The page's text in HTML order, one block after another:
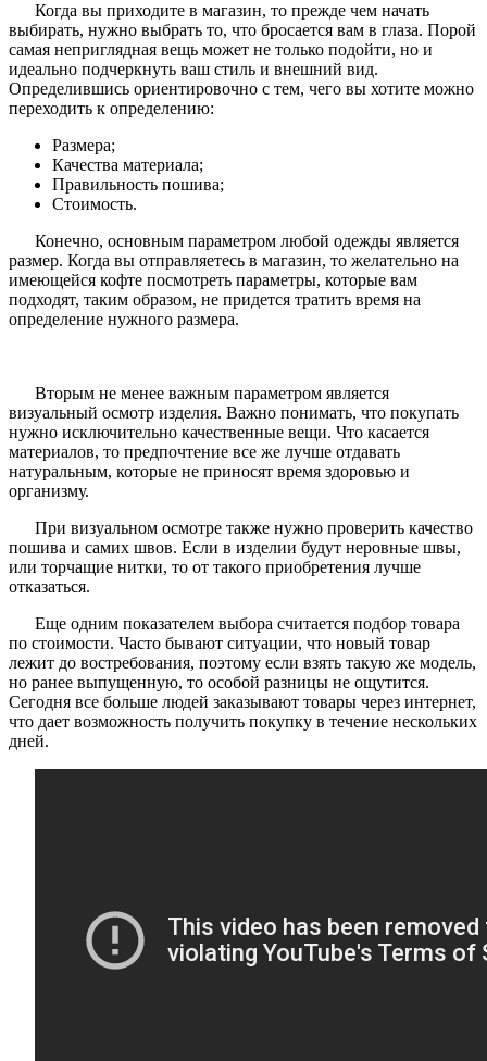
Когда вы приходите в магазин, то прежде чем начать
выбирать, нужно выбрать то, что бросается вам в глаза. Порой
самая неприглядная вещь может не только подойти, но и
идеально подчеркнуть ваш стиль и внешний вид.
Определившись ориентировочно с тем, чего вы хотите можно
переходить к определению:
Размера;
Качества материала;
Правильность пошива;
Стоимость.
Конечно, основным параметром любой одежды является
размер. Когда вы отправляетесь в магазин, то желательно на
имеющейся кофте посмотреть параметры, которые вам
подходят, таким образом, не придется тратить время на
определение нужного размера.
Вторым не менее важным параметром является
визуальный осмотр изделия. Важно понимать, что покупать
нужно исключительно качественные вещи. Что касается
материалов, то предпочтение все же лучше отдавать
натуральным, которые не приносят время здоровью и
организму.
При визуальном осмотре также нужно проверить качество
пошива и самих швов. Если в изделии будут неровные швы,
или торчащие нитки, то от такого приобретения лучше
отказаться.
Еще одним показателем выбора считается подбор товара
по стоимости. Часто бывают ситуации, что новый товар
лежит до востребования, поэтому если взять такую же модель,
но ранее выпущенную, то особой разницы не ощутится.
Сегодня все больше людей заказывают товары через интернет,
что дает возможность получить покупку в течение нескольких
дней.